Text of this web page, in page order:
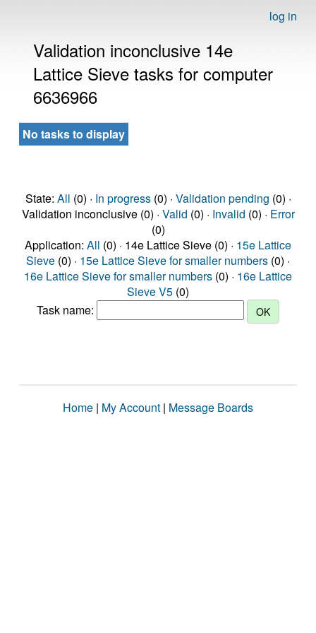
log in
Validation inconclusive 14e
Lattice Sieve tasks for computer
6636966
No tasks to display
State: All (0) · In progress(0) · Validation pending (0) ·
Validation inconclusive (0) · Valid (0) · Invalid (0) · Error
(0)
Application: All (0) · 14e Lattice Sieve (0) · 15e Lattice
Sieve (0) · 15e Lattice Sieve for smaller numbers (0) ·
16e Lattice Sieve for smaller numbers (0) · 16e Lattice
Sieve V5 (0)
Task name:
Home | My Account | Message Boards